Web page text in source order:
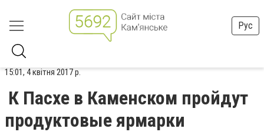
Рус
15:01, 4 квітня 2017 р.
К Пасхе в Каменском пройдут
продуктовые ярмарки